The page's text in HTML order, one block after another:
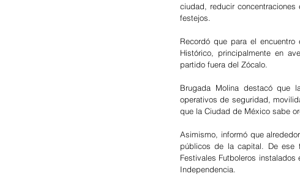
ciudad, reducir
festejos.
Recordó que para el
Histórico, principalmente en
partido fuera del Zócalo.
Brugada Molina destacó que
operativos de seguridad,
que la Ciudad de México sabe
Asimismo, informó que
públicos de la capital. De ese
Festivales Futboleros
Independencia.